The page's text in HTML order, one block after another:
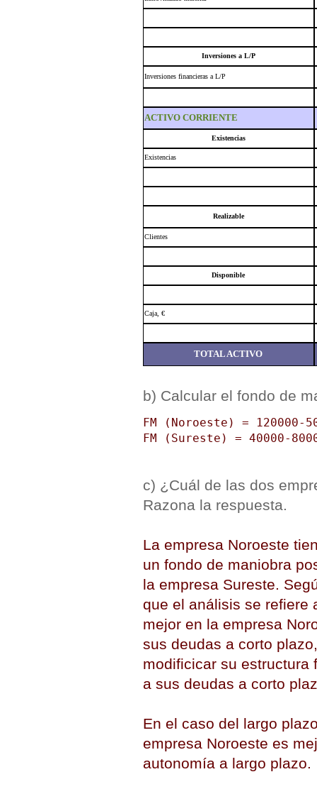
Inversiones a L/P
Inversiones financieras a L/P
ACTIVO CORRIENTE
Existencias
Existencias
Realizable
Clientes
Disponible
Caja, €
TOTAL ACTIVO
b) Calcular el fondo de
FM (Noroeste) = 120000-
FM (Sureste) = 40000-
c) ¿Cuál de las dos
Razona la respuesta.
La empresa Noroeste
un fondo de maniobra
la empresa Sureste.
que el análisis se refiere
mejor en la empresa
sus deudas a corto
modificicar su estructura
a sus deudas a corto
En el caso del largo
empresa Noroeste es
autonomía a largo plazo.